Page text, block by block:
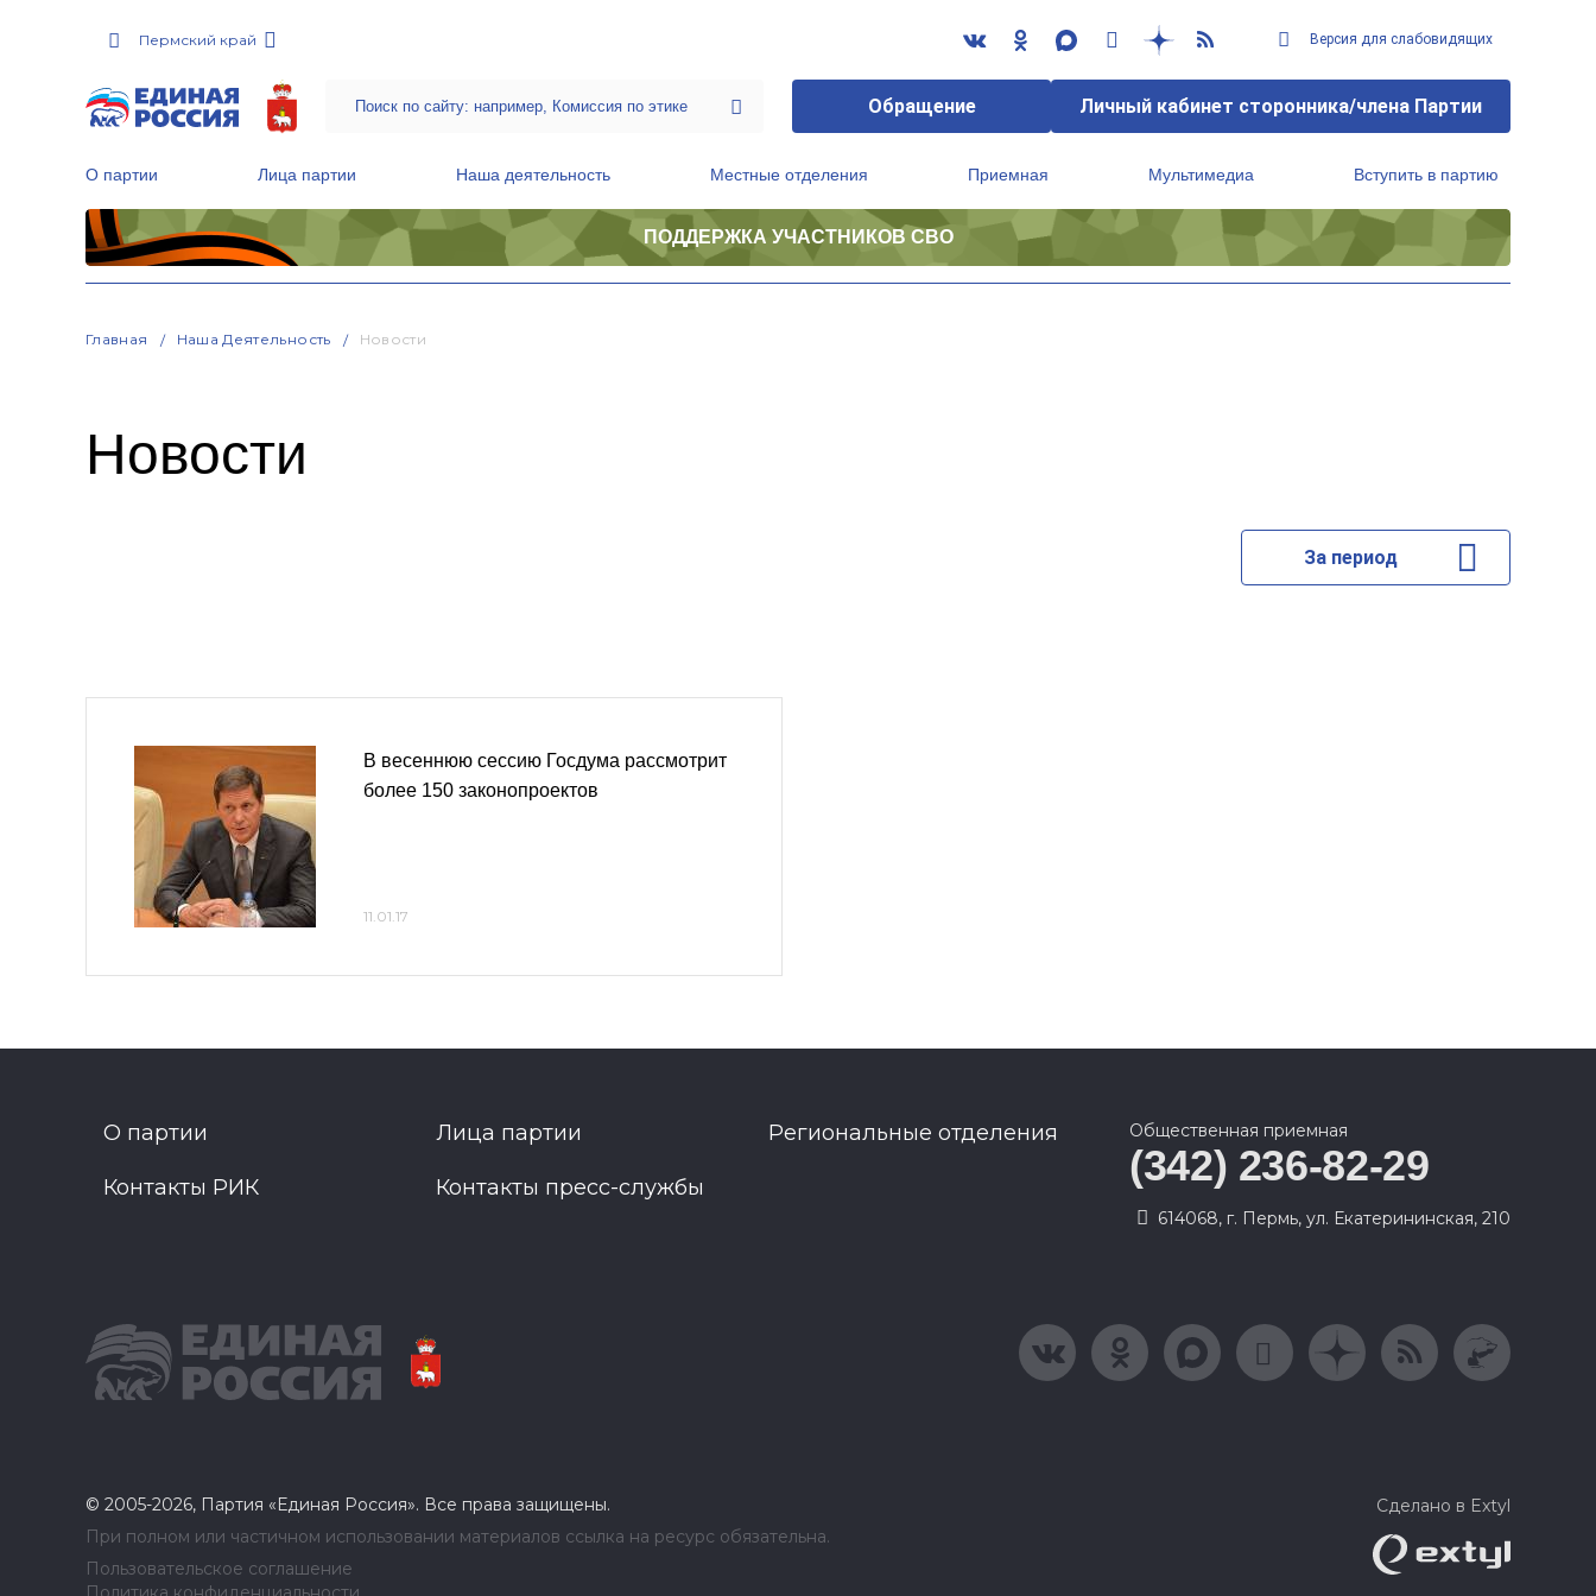
Пермский край Версия для слабовидящих
Обращение Личный кабинет сторонника/члена Партии
О партии Лица партии Наша деятельность Местные отделения Приемная Мультимедиа Вступить в партию
ПОДДЕРЖКА УЧАСТНИКОВ СВО
Главная Наша Деятельность Новости
Новости
За период
В весеннюю сессию Госдума рассмотрит
более 150 законопроектов
11.01.17
О партии Лица партии Региональные отделения
Контакты РИК Контакты пресс-службы
Общественная приемная
(342) 236-82-29
614068, г. Пермь, ул. Екатерининская, 210
© 2005-2026, Партия «Единая Россия». Все права защищены.
При полном или частичном использовании материалов ссылка на ресурс обязательна.
Пользовательское соглашение
Сделано в Extyl